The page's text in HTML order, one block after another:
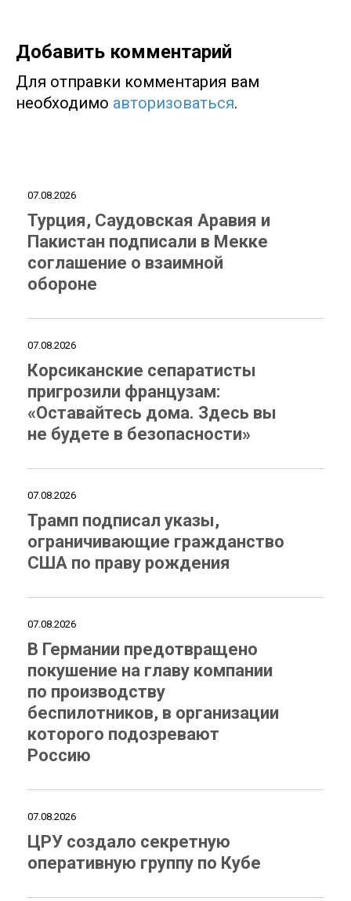
Добавить комментарий
Для отправки комментария вам
необходимо авторизоваться.
07.08.2026
Турция, Саудовская Аравия и
Пакистан подписали в Мекке
соглашение о взаимной
обороне
07.08.2026
Корсиканские сепаратисты
пригрозили французам:
«Оставайтесь дома. Здесь вы
не будете в безопасности»
07.08.2026
Трамп подписал указы,
ограничивающие гражданство
США по праву рождения
07.08.2026
В Германии предотвращено
покушение на главу компании
по производству
беспилотников, в организации
которого подозревают
Россию
07.08.2026
ЦРУ создало секретную
оперативную группу по Кубе